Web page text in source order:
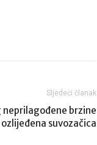
Sljedeći članak
brzine
suvozačica